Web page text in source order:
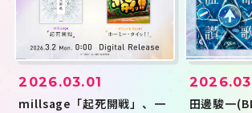
2026.03.01
millsage「起死開戦」、一
田邊駿一